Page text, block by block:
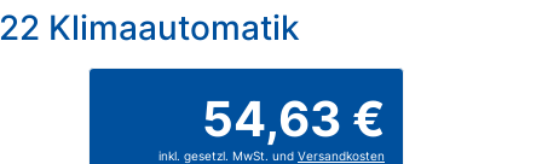
Klimaautomatik
54,63 €
inkl. gesetzl. MwSt. und Versandkosten